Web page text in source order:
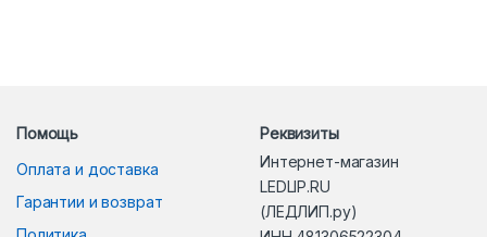
Помощь
Оплата и доставка
Гарантии и возврат
Реквизиты
Интернет-магазин
LEDLIP.RU
(ЛЕДЛИП.ру)